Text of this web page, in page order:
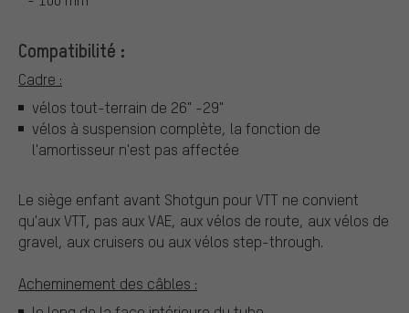
Compatibilité :
Cadre :
vélos tout-terrain de 26" -29"
vélos à suspension complète, la fonction de
l'amortisseur n'est pas affectée
Le siège enfant avant Shotgun pour VTT ne convient
qu'aux VTT, pas aux VAE, aux vélos de route, aux vélos de
gravel, aux cruisers ou aux vélos step-through.
Acheminement des câbles :